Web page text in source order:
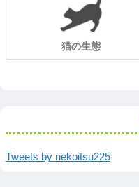
猫の生態
Tweets by nekoitsu225